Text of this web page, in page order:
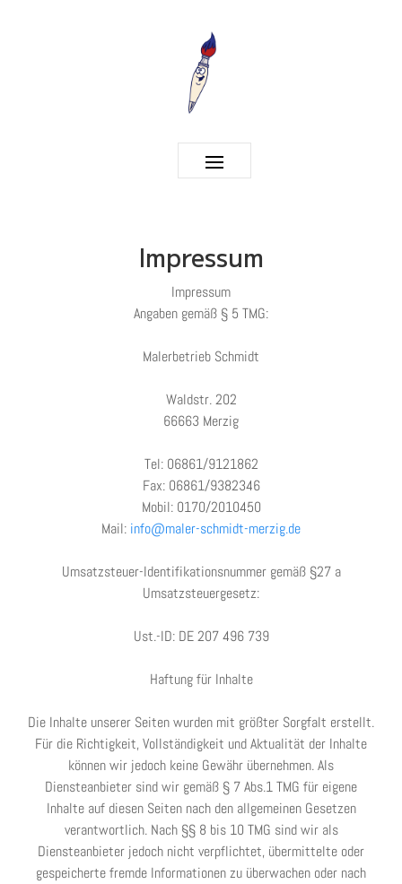
Impressum
Impressum
Angaben gemäß § 5 TMG:
Malerbetrieb Schmidt
Waldstr. 202
66663 Merzig
Tel: 06861/9121862
Fax: 06861/9382346
Mobil: 0170/2010450
Mail: info@maler-schmidt-merzig.de
Umsatzsteuer-Identifikationsnummer gemäß §27 a
Umsatzsteuergesetz:
Ust.-ID: DE 207 496 739
Haftung für Inhalte
Die Inhalte unserer Seiten wurden mit größter Sorgfalt erstellt.
Für die Richtigkeit, Vollständigkeit und Aktualität der Inhalte
können wir jedoch keine Gewähr übernehmen. Als
Diensteanbieter sind wir gemäß § 7 Abs.1 TMG für eigene
Inhalte auf diesen Seiten nach den allgemeinen Gesetzen
verantwortlich. Nach §§ 8 bis 10 TMG sind wir als
Diensteanbieter jedoch nicht verpflichtet, übermittelte oder
gespeicherte fremde Informationen zu überwachen oder nach